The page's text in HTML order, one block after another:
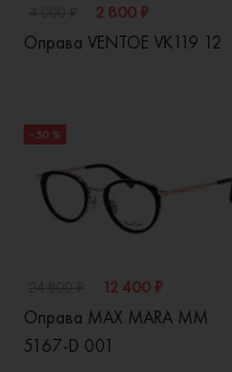
2 800 ₽
Оправа VENTOE VK119 12
- 50 %
12 400 ₽
Оправа MAX MARA MM
5167-D 001